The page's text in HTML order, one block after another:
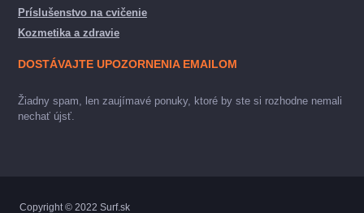
Príslušenstvo na cvičenie
Kozmetika a zdravie
DOSTÁVAJTE UPOZORNENIA EMAILOM
Žiadny spam, len zaujímavé ponuky, ktoré by ste si rozhodne nemali
nechať újsť.
Copyright © 2022 Surf.sk